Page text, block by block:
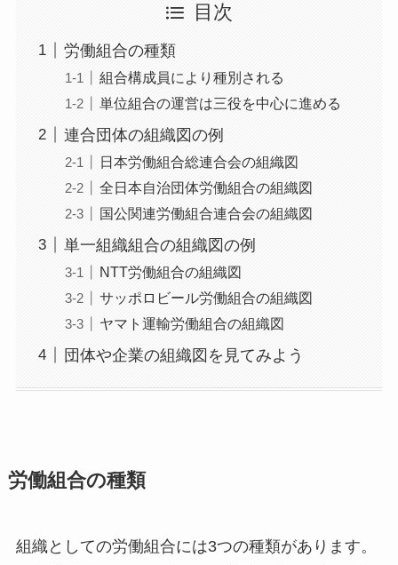
目次
労働組合の種類
組合構成員により種別される
単位組合の運営は三役を中心に進める
連合団体の組織図の例
日本労働組合総連合会の組織図
全日本自治団体労働組合の組織図
国公関連労働組合連合会の組織図
単一組織組合の組織図の例
NTT労働組合の組織図
サッポロビール労働組合の組織図
ヤマト運輸労働組合の組織図
団体や企業の組織図を見てみよう
労働組合の種類
組織としての労働組合には3つの種類があります。